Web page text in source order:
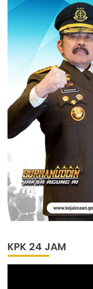
KPK 24 JAM